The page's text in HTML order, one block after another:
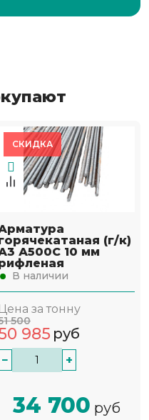
СКИДКА
(г/к)
А500С 10 мм
В наличии
Цена за тонну
500
985 руб
− +
34 700 руб